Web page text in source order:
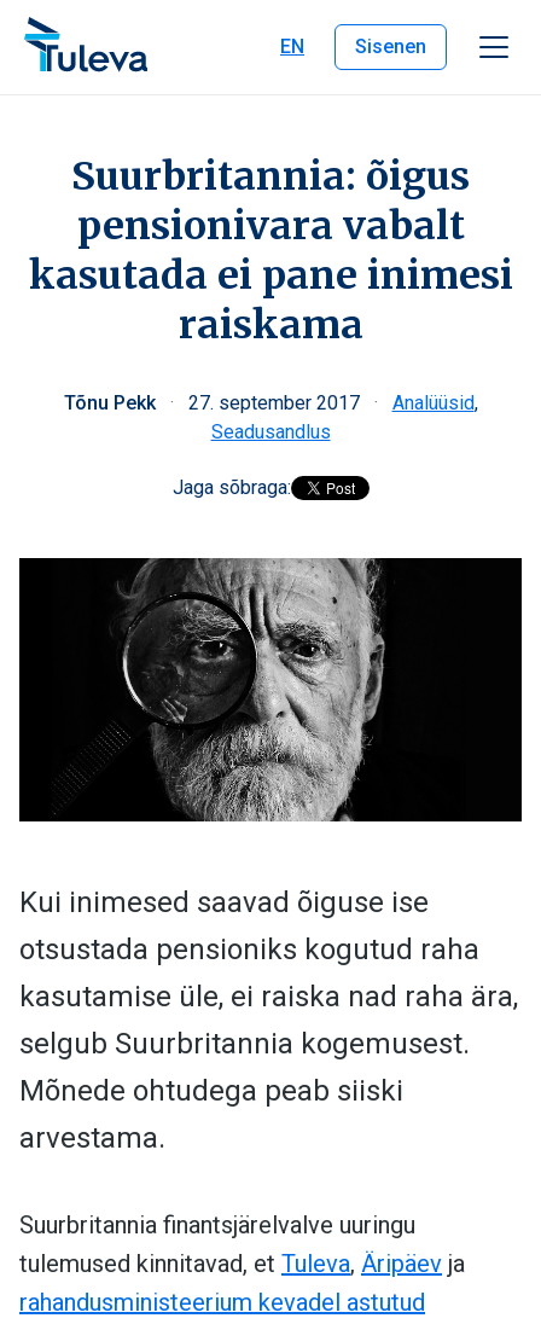
Liigu edasi sisu juurde
EN
Sisenen
Suurbritannia: õigus
pensionivara vabalt
kasutada ei pane inimesi
raiskama
Tõnu Pekk · 27. september 2017 · Analüüsid,
Seadusandlus
Jaga sõbraga:
Kui inimesed saavad õiguse ise
otsustada pensioniks kogutud raha
kasutamise üle, ei raiska nad raha ära,
selgub Suurbritannia kogemusest.
Mõnede ohtudega peab siiski
arvestama.
Suurbritannia finantsjärelvalve uuringu
tulemused kinnitavad, et Tuleva, Äripäev ja
rahandusministeerium kevadel astutud